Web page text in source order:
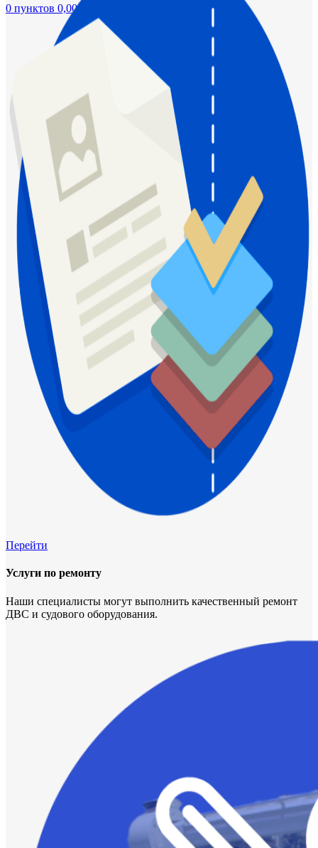
0 пунктов 0,00
Перейти
Услуги по ремонту
Наши специалисты могут выполнить качественный ремонт
ДВС и судового оборудования.